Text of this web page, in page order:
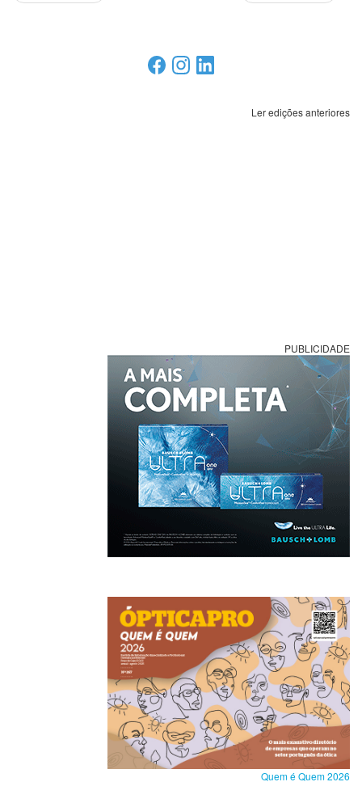
Ler edições anteriores
PUBLICIDADE
Quem é Quem 2026